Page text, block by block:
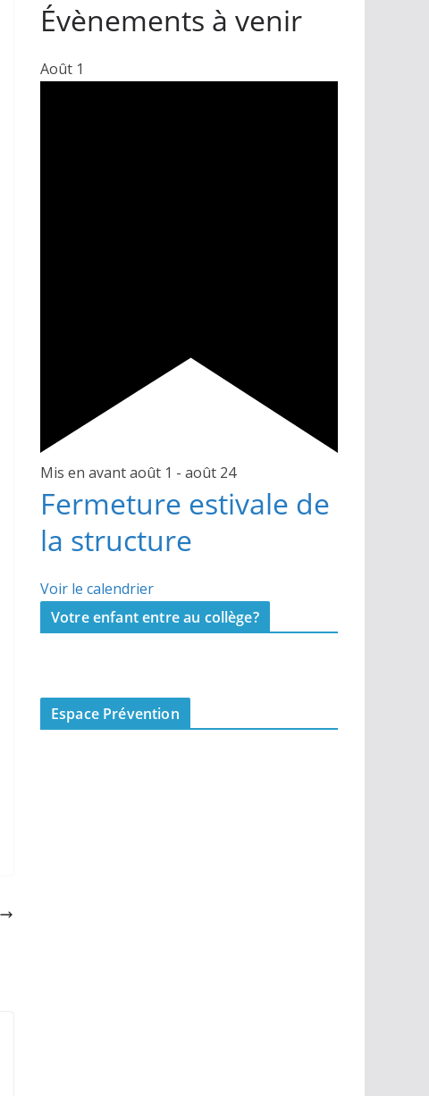
Évènements à venir
Août 1
Mis en avantaoût 1 - août 24
Fermeture estivale de
la structure
Voir le calendrier
Votre enfant entre au collège?
Espace Prévention